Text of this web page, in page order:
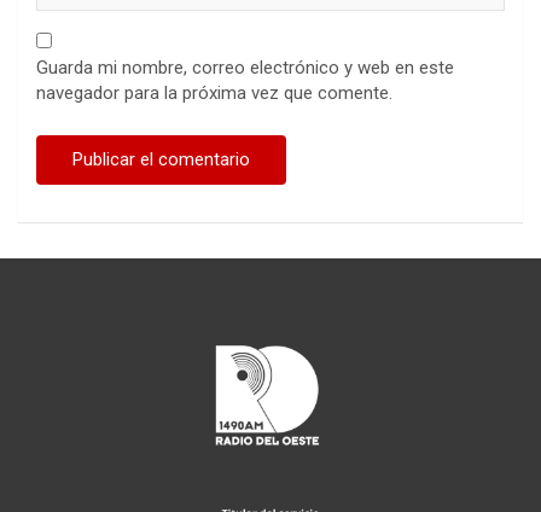
Guarda mi nombre, correo electrónico y web en este
navegador para la próxima vez que comente.